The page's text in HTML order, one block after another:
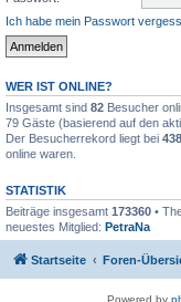
Ich habe mein Passwort
WER IST ONLINE?
Insgesamt sind 82 Besucher
79 Gäste (basierend auf den
Der Besucherrekord liegt bei
online waren.
STATISTIK
Beiträge insgesamt 173360 •
neuestes Mitglied: PetraNa
Startseite Foren-
Powered by